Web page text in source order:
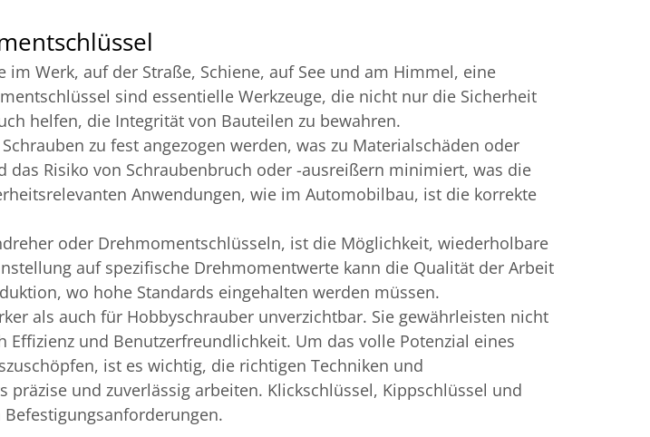
Werk, auf der Straße, Schiene, auf See und am Himmel, eine
sind essentielle Werkzeuge, die nicht nur die Sicherheit
helfen, die Integrität von Bauteilen zu bewahren.
zu fest angezogen werden, was zu Materialschäden oder
Risiko von Schraubenbruch oder -ausreißern minimiert, was die
Anwendungen, wie im Automobilbau, ist die korrekte
oder Drehmomentschlüsseln, ist die Möglichkeit, wiederholbare
auf spezifische Drehmomentwerte kann die Qualität der Arbeit
wo hohe Standards eingehalten werden müssen.
als auch für Hobbyschrauber unverzichtbar. Sie gewährleisten nicht
und Benutzerfreundlichkeit. Um das volle Potenzial eines
ist es wichtig, die richtigen Techniken und
und zuverlässig arbeiten. Klickschlüssel, Kippschlüssel und